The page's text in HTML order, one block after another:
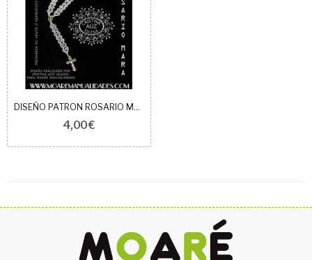
DISEÑO PATRON ROSARIO MARA
4,00 €